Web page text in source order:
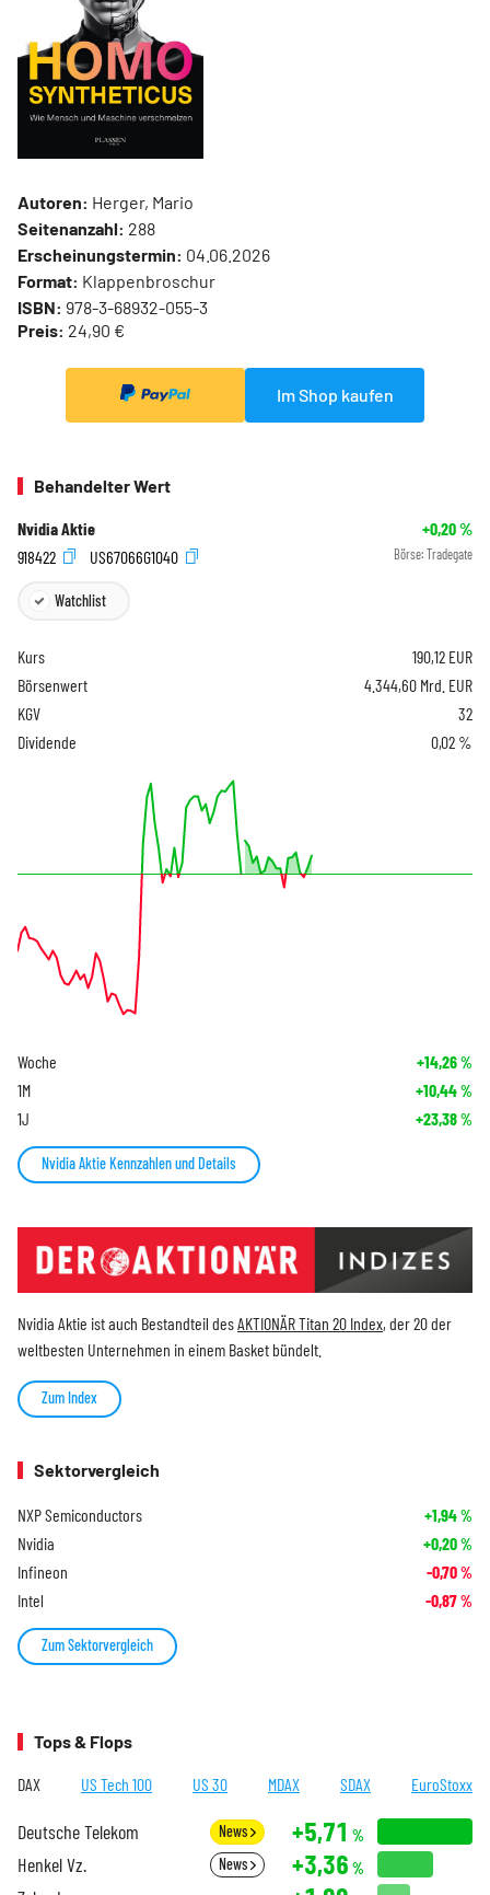
Autoren: Herger, Mario
Seitenanzahl: 288
Erscheinungstermin: 04.06.2026
Format: Klappenbroschur
ISBN: 978-3-68932-055-3
Preis: 24,90 €
Im Shop kaufen
Behandelter Wert
Nvidia Aktie +0,20%
918422
US67066G1040 Börse: Tradegate
Watchlist
Kurs 190,12 EUR
Börsenwert
4.344,60 Mrd. EUR
KGV
32
Dividende
0,02 %
Woche +14,26%
1M +10,44%
1J +23,38%
Nvidia Aktie Kennzahlen und Details
Nvidia Aktie ist auch Bestandteil desAKTIONÄR Titan 20 Index, der 20 der
weltbesten Unternehmen in einem Basket bündelt.
Zum Index
Sektorvergleich
NXP Semiconductors +1,94%
Nvidia +0,20%
Infineon -0,70%
Intel -0,87%
Zum Sektorvergleich
Tops & Flops
DAX US Tech 100 US 30 MDAX SDAX EuroStoxx
Deutsche Telekom News +5,71 %
Henkel Vz. News +3,36 %